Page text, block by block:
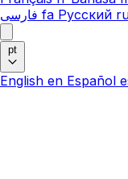
فارسی fa Русский
pt
English en Español